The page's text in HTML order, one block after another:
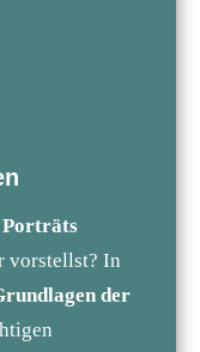
Porträts
vorstellst? In
der